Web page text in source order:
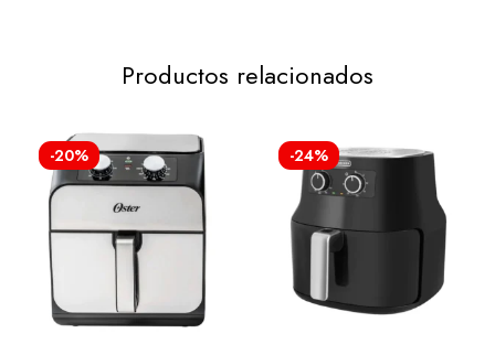
Productos relacionados
-20% -24%